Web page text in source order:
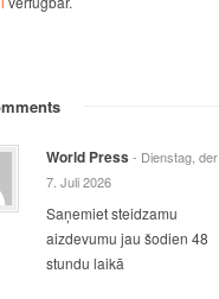
World Press - Dienstag, der
7. Juli 2026
Saņemiet steidzamu
aizdevumu jau šodien 48
stundu laikā